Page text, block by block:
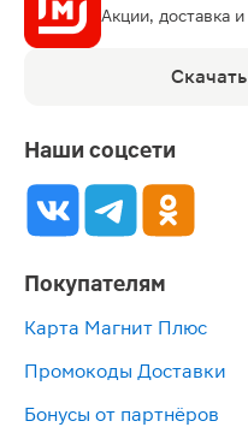
Акции, доставка
Наши соцсети
Покупателям
Карта Магнит Плюс
Промокоды Доставки
Бонусы от партнёров